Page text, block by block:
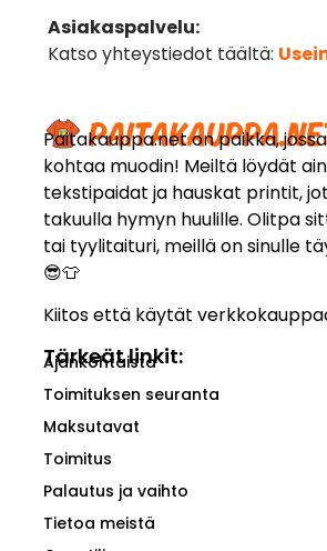
Paitakauppa.net on paikka,
kohtaa muodin! Meiltä löydät
tekstipaidat ja hauskat printit,
takuulla hymyn huulille. Olitpa
tai tyylitaituri, meillä on sinulle
😎👕
Kiitos että käytät
Tärkeät linkit:
Ajankohtaista
Toimituksen seuranta
Maksutavat
Toimitus
Palautus ja vaihto
Tietoa meistä
Asiakaspalvelu:
Katso yhteystiedot täältä: